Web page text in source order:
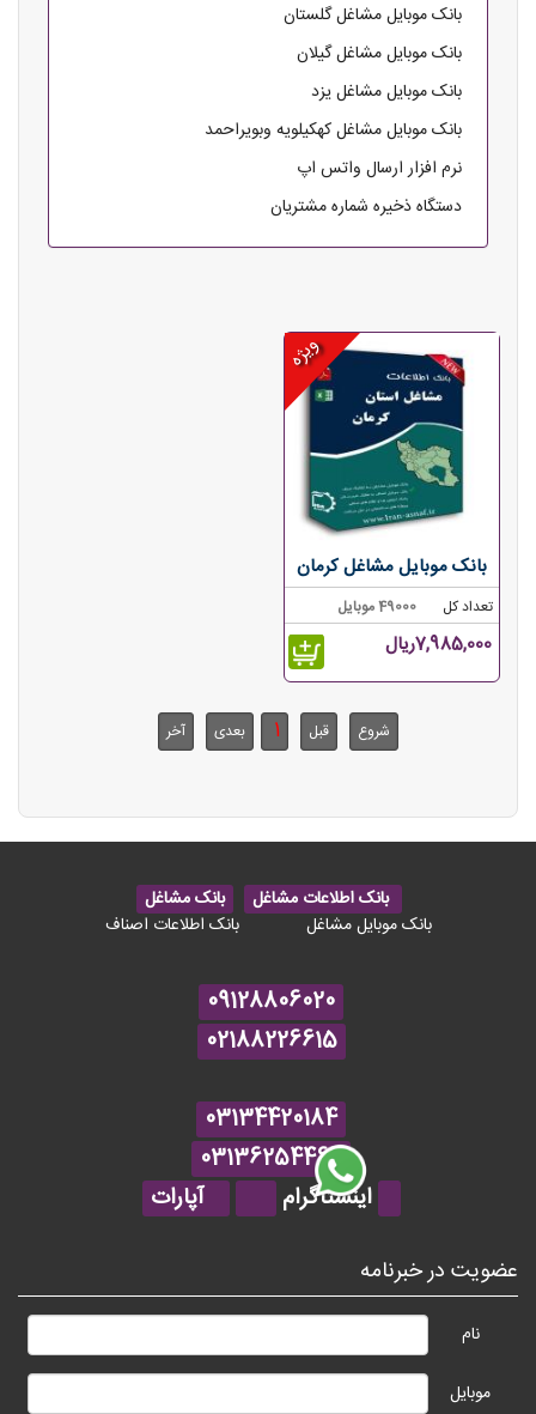
بانک موبایل مشاغل گلستان
بانک موبایل مشاغل گیلان
بانک موبایل مشاغل یزد
بانک موبایل مشاغل کهکیلویه وبویراحمد
نرم افزار ارسال واتس اپ
دستگاه ذخیره شماره مشتریان
ویژه
بانک موبایل مشاغل کرمان
تعداد کل 49000 موبایل
7,985,000ریال
شروع قبل 1 بعدی آخر
بانک اطلاعات مشاغل
بانک مشاغل
بانک موبایل مشاغل
بانک اطلاعات اصناف
09128806020
02188226615
03134420184
03136254464
اینستاگرام
آپارات
عضویت در خبرنامه
نام
موبایل